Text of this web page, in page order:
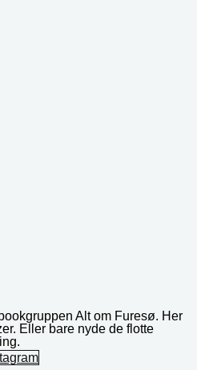
Alt om Furesø. Her
Eller bare nyde de flotte